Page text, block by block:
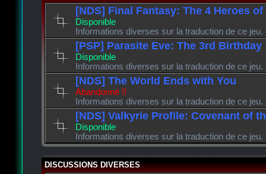
[NDS] Final Fantasy: The 4 Heroes
Disponible
Informations diverses sur la traduction de ce jeu.
[PSP] Parasite Eve: The 3rd Birthday
Disponible
Informations diverses sur la traduction de ce jeu.
[NDS] The World Ends with You
Abandonné !!
Informations diverses sur la traduction de ce jeu.
[NDS] Valkyrie Profile: Covenant of
Disponible
Informations diverses sur la traduction de ce jeu.
DISCUSSIONS DIVERSES